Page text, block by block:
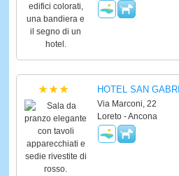
HOTEL SAN
Via Marconi, 22
Loreto - Ancona